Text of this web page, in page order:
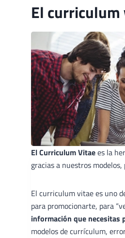
El
El Curriculum Vitaees la
gracias a nuestros
El curriculum vitae es uno
para promocionarte, para
información que necesitas
modelos de currículum,